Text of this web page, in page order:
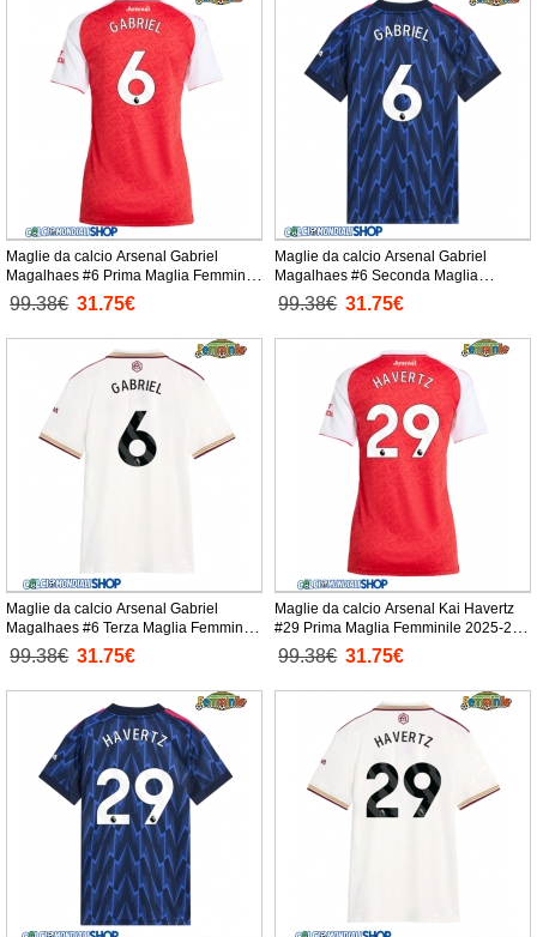
Maglie da calcio Arsenal Gabriel
Magalhaes #6 Prima Maglia Femminile
2025-26 Manica Corta
99.38€ 31.75€
Maglie da calcio Arsenal Gabriel
Magalhaes #6 Seconda Maglia
Femminile 2025-26 Manica Corta
99.38€ 31.75€
Maglie da calcio Arsenal Gabriel
Magalhaes #6 Terza Maglia Femminile
2025-26 Manica Corta
99.38€ 31.75€
Maglie da calcio Arsenal Kai Havertz
#29 Prima Maglia Femminile 2025-26
Manica Corta
99.38€ 31.75€